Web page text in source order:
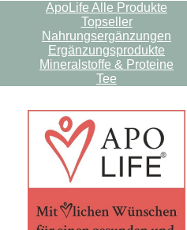
ApoLife Alle Produkte
Topseller
Nahrungsergänzungen
Ergänzungsprodukte
Mineralstoffe & Proteine
Tee